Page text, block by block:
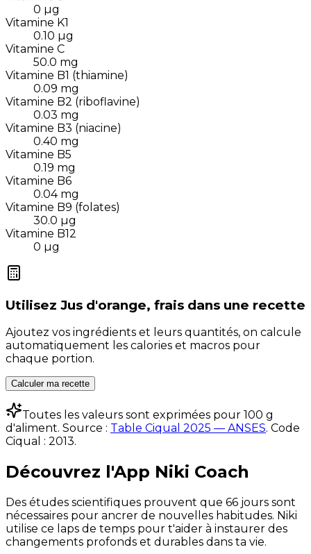
0 µg
Vitamine K1
0.10 µg
Vitamine C
50.0 mg
Vitamine B1 (thiamine)
0.09 mg
Vitamine B2 (riboflavine)
0.03 mg
Vitamine B3 (niacine)
0.40 mg
Vitamine B5
0.19 mg
Vitamine B6
0.04 mg
Vitamine B9 (folates)
30.0 µg
Vitamine B12
0 µg
Utilisez Jus d'orange, frais dans une recette
Ajoutez vos ingrédients et leurs quantités, on calcule
automatiquement les calories et macros pour
chaque portion.
Calculer ma recette
Toutes les valeurs sont exprimées pour 100 g
d'aliment. Source : Table Ciqual 2025 — ANSES. Code
Ciqual : 2013.
Découvrez l'App Niki Coach
Des études scientifiques prouvent que 66 jours sont
nécessaires pour ancrer de nouvelles habitudes. Niki
utilise ce laps de temps pour t'aider à instaurer des
changements profonds et durables dans ta vie.